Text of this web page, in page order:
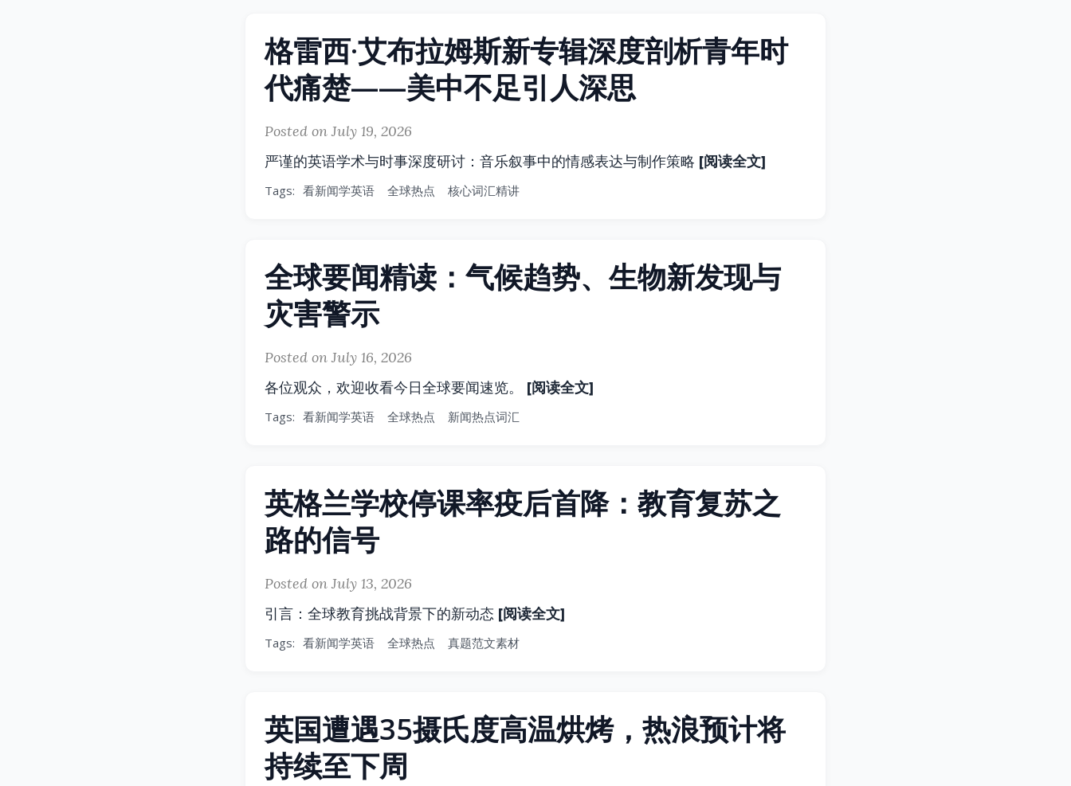
格雷西·艾布拉姆斯新专辑深度剖析青年时
代痛楚——美中不足引人深思
Posted on July 19, 2026
严谨的英语学术与时事深度研讨：音乐叙事中的情感表达与制作策略 [阅读全文]
Tags: 看新闻学英语 全球热点 核心词汇精讲
全球要闻精读：气候趋势、生物新发现与
灾害警示
Posted on July 16, 2026
各位观众，欢迎收看今日全球要闻速览。 [阅读全文]
Tags: 看新闻学英语 全球热点 新闻热点词汇
英格兰学校停课率疫后首降：教育复苏之
路的信号
Posted on July 13, 2026
引言：全球教育挑战背景下的新动态 [阅读全文]
Tags: 看新闻学英语 全球热点 真题范文素材
英国遭遇35摄氏度高温烘烤，热浪预计将
持续至下周